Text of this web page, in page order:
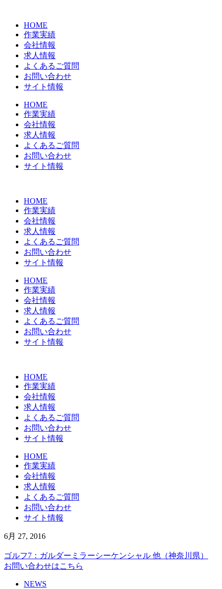
HOME
作業実績
会社情報
求人情報
よくあるご質問
お問い合わせ
サイト情報
HOME
作業実績
会社情報
求人情報
よくあるご質問
お問い合わせ
サイト情報
HOME
作業実績
会社情報
求人情報
よくあるご質問
お問い合わせ
サイト情報
HOME
作業実績
会社情報
求人情報
よくあるご質問
お問い合わせ
サイト情報
HOME
作業実績
会社情報
求人情報
よくあるご質問
お問い合わせ
サイト情報
HOME
作業実績
会社情報
求人情報
よくあるご質問
お問い合わせ
サイト情報
6月 27, 2016
ゴルフ7：ガルダーミラーシーケンシャル 他（神奈川県）
お問い合わせはこちら
NEWS